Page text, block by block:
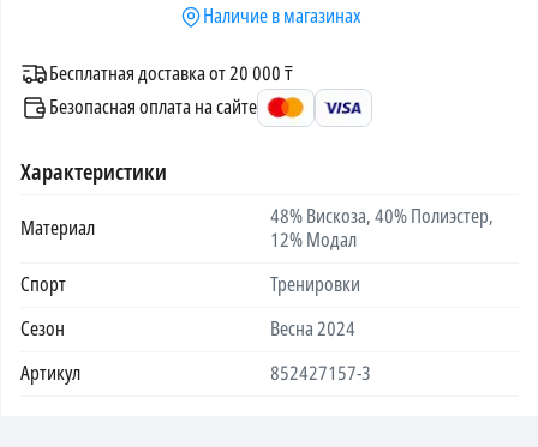
Наличие в магазинах
Бесплатная доставка от 20 000 ₸
Безопасная оплата на сайте
Характеристики
Материал
48% Вискоза, 40% Полиэстер,
12% Модал
Спорт
Тренировки
Сезон
Весна 2024
Артикул
852427157-3